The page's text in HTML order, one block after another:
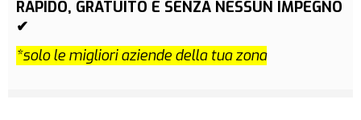
RAPIDO, GRATUITO E SENZA NESSUN IMPEGNO
✔
*solo le migliori aziende della tua zona